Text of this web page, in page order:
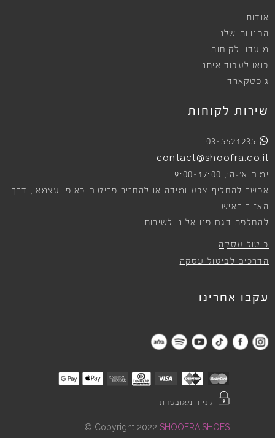
אודות
החנויות שלנו
מועדון לקוחות
בואו לעבוד איתנו
גיפטקארד
שירות לקוחות
03-5621235
contact@shoofra.co.il
ימים א׳-ה׳, 9:00-17:00
אפשר להחליף צבע ומידה או להחזיר פריטים באופן עצמאי, דרך
האזור האישי.
להחלפת דגם פנו אלינו לשירות.
ביטול עסקה
הדרכים לביטול עסקה
עקבו אחרינו
קנייה מאובטחת
Copyright 2022 SHOOFRA.SHOES
©